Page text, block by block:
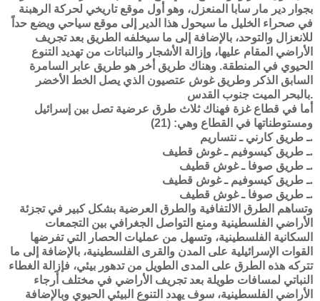
بجوار دير مار سابا المنعزل، وهو أول موقع تاريخي لحركة الرهبنة
في صحراء الخليل ما سيحول هذا الدير إلى موقع سياحي ويضع حداً
للانعزال والتوحد، بالإضافة إلى ما سيخلفه الطريق بعد تجريف
الأراضي المقام عليها، وإزالة الأشجار والنباتات من تهديد التنوع
الحيوي في المنطقة. وهناك طريق أخر هو طريق عابر السامرة
السابق الذكر وطريق غوش عتصيون الذي يصل الخط الأخضر
بالبحر الميت جنوب القدس.
أما في قطاع غزة فهناك ثلاث طرق عرضية تصل بين إسرائيل
ومستوطناتها في القطاع وهي: (21)
ـطريق كارني ـ نتساريم.
ـ طريق كيسوفيم ـ غوش قطيف.
ـ طريق صوفا ـ غوش قطيف.
ـ طريق كيسوفيم ـ غوش قطيف.
ـ طريق صوفا ـ غوش قطيف.
وتساهم الطرق الالتفافية والطرق العرضية بشكل كبير في تجزئة
الأراضي الفلسطينية ومنع التواصل الجغرافي بين التجمعات
السكانية الفلسطينية، وتسهل من عمليات الحصار التي تفرضها
القوات الإسرائيلية على المدن والقرى الفلسطينية، بالإضافة إلى ما
تتركه هذه الطرق على المدى الطويل من تدهور بيئي، فإزالة الغطاء
النباتي لمسافات طويلة بعد تجريف الأراضي في مختلف أرجاء
الأراضي الفلسطينية، سوف يهدد التنوع البيئي الحيوي وبالإضافة